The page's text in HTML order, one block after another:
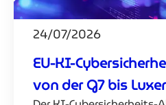
24/07/2026
EU-KI-
von der G7 bis